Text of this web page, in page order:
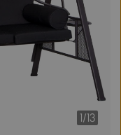
1/13